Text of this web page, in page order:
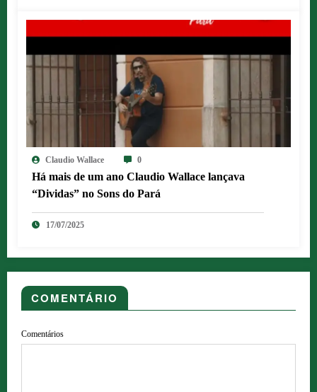
Claudio Wallace 0
Há mais de um ano Claudio Wallace lançava
“Dividas” no Sons do Pará
17/07/2025
COMENTÁRIO
Comentários